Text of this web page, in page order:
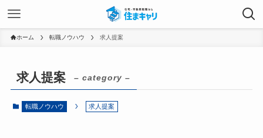
ホーム 転職ノウハウ 求人提案
求人提案 – category –
転職ノウハウ 求人提案